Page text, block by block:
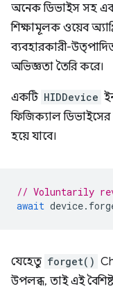
অনেক ডিভাইস সহ
শিক্ষামূলক ওয়েব
ব্যবহারকারী-
অভিজ্ঞতা তৈরি করে।
একটি HIDDevice
ফিজিক্যাল ডিভাইসের
হয়ে যাবে।
// Voluntarily
await device.
যেহেতু forget()
উপলব্ধ, তাই এই